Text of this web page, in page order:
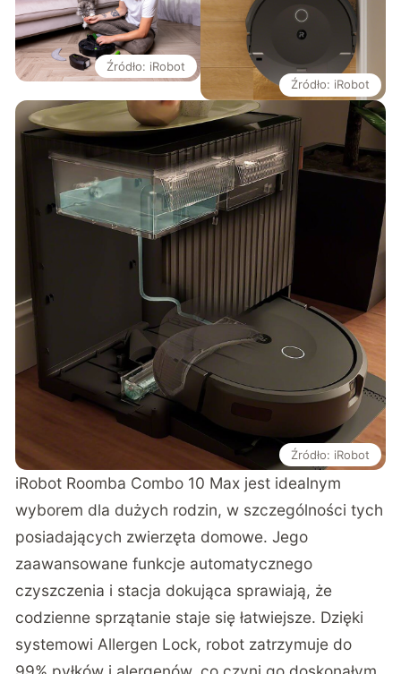
Źródło: iRobot
Źródło: iRobot
Źródło: iRobot
iRobot Roomba Combo 10 Max jest idealnym
wyborem dla dużych rodzin, w szczególności tych
posiadających zwierzęta domowe. Jego
zaawansowane funkcje automatycznego
czyszczenia i stacja dokująca sprawiają, że
codzienne sprzątanie staje się łatwiejsze. Dzięki
systemowi Allergen Lock, robot zatrzymuje do